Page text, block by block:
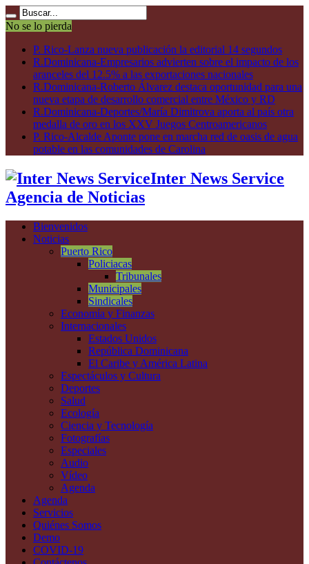
No se lo pierda
P. Rico-Lanza nueva publicación la editorial 14 segundos
R.Dominicana-Empresarios advierten sobre el impacto de los
aranceles del 12.5% a las exportaciones nacionales
R.Dominicana-Roberto Álvarez destaca oportunidad para una
nueva etapa de desarrollo comercial entre México y RD
R.Dominicana-Deportes/María Dimitrova aporta al país otra
medalla de oro en los XXV Juegos Centroamericanos
P. Rico-Alcalde Aponte pone en marcha red de oasis de agua
potable en las comunidades de Carolina
Inter News Service
Agencia de Noticias
Bienvenidos
Noticias
Puerto Rico
Policiacas
Tribunales
Municipales
Sindicales
Economía y Finanzas
Internacionales
Estados Unidos
República Dominicana
El Caribe y América Latina
Espectáculos y Cultura
Deportes
Salud
Ecología
Ciencia y Tecnología
Fotografías
Especiales
Audio
Vídeo
Agenda
Agenda
Servicios
Quiénes Somos
Demo
COVID-19